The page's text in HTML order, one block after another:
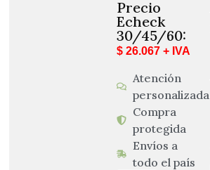
Precio
Echeck
30/45/60:
$ 26.067 + IVA
Atención
personalizada
Compra
protegida
Envíos a
todo el país